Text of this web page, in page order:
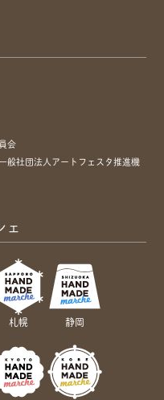
会
般社団法人アートフェスタ推進機
ェ
札幌 静岡